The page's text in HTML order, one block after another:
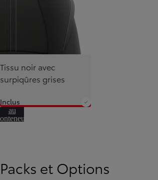
Tissu noir avec
surpiqûres grises
Inclus
au
Packs et Options